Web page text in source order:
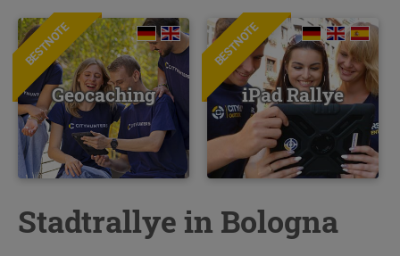
BESTNOTE
Geocaching
BESTNOTE
iPad Rallye
Stadtrallye in Bologna